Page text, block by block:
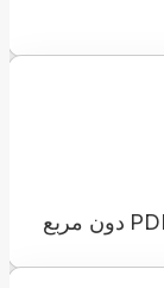
اجعل خلفية توقيعك شفافة لتوقيع ملفات PDF دون مربع